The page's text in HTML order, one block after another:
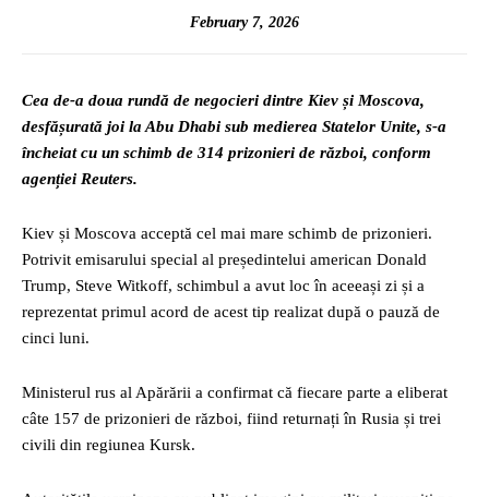
February 7, 2026
Cea de-a doua rundă de negocieri dintre Kiev și Moscova,
desfășurată joi la Abu Dhabi sub medierea Statelor Unite, s-a
încheiat cu un schimb de 314 prizonieri de război, conform
agenției Reuters.
Kiev și Moscova acceptă cel mai mare schimb de prizonieri.
Potrivit emisarului special al președintelui american Donald
Trump, Steve Witkoff, schimbul a avut loc în aceeași zi și a
reprezentat primul acord de acest tip realizat după o pauză de
cinci luni.
Ministerul rus al Apărării a confirmat că fiecare parte a eliberat
câte 157 de prizonieri de război, fiind returnați în Rusia și trei
civili din regiunea Kursk.